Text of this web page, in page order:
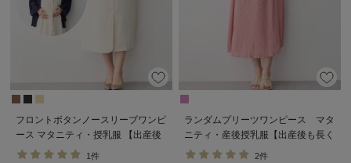
フロントボタンノースリーブワンピ
ース マタニティ・授乳服 【出産後
も長く使える】
1件
ランダムプリーツワンピース マタ
ニティ・産後授乳服【出産後も長く
使える】
2件